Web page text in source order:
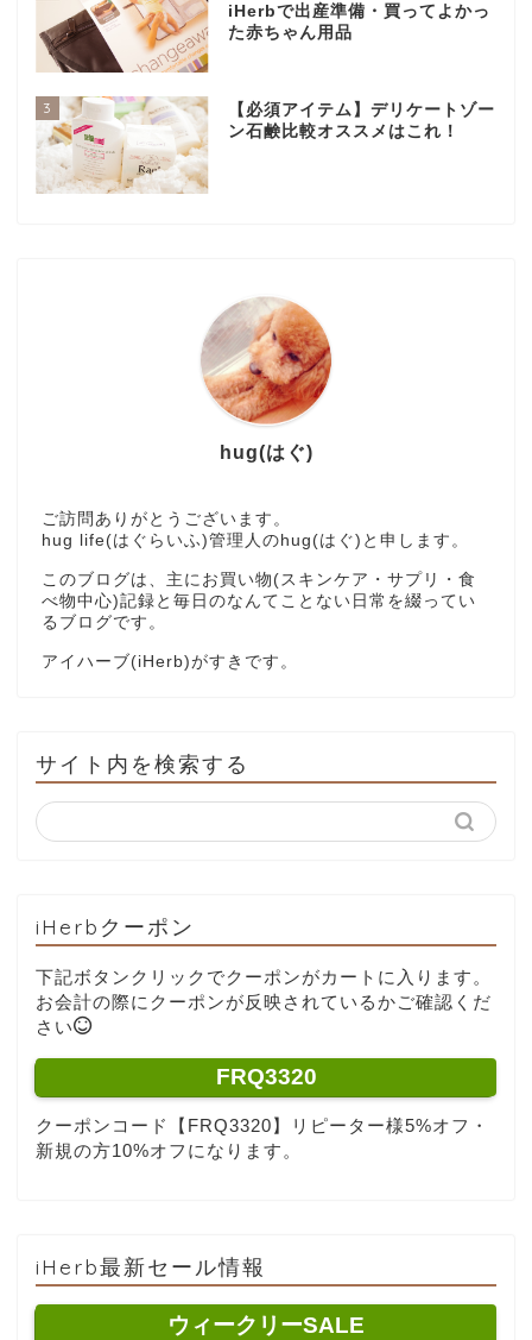
iHerbで出産準備・買ってよかっ
た赤ちゃん用品
3
【必須アイテム】デリケートゾー
ン石鹸比較オススメはこれ！
hug(はぐ)
ご訪問ありがとうございます。
hug life(はぐらいふ)管理人のhug(はぐ)と申します。
このブログは、主にお買い物(スキンケア・サプリ・食
べ物中心)記録と毎日のなんてことない日常を綴ってい
るブログです。
アイハーブ(iHerb)がすきです。
サイト内を検索する
iHerbクーポン
下記ボタンクリックでクーポンがカートに入ります。
お会計の際にクーポンが反映されているかご確認くだ
さい
FRQ3320
クーポンコード【FRQ3320】リピーター様5%オフ・
新規の方10%オフになります。
iHerb最新セール情報
ウィークリーSALE